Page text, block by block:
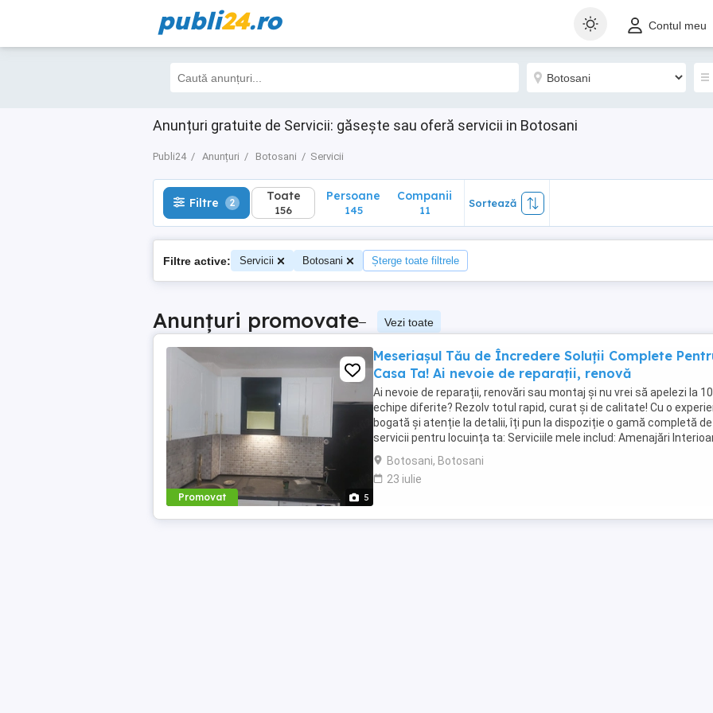
publi24.ro Contul meu
Anunțuri gratuite de Servicii: găsește sau oferă servicii in Botosani
Publi24 Anunțuri Botosani Servicii
Filtre 2 Toate
156
Filtre 2 Toate
156
Persoane
145
Companii
11
Sortează
Filtre active: Servicii Botosani Șterge toate filtrele
Anunțuri promovate– Vezi toate
Promovat 5
Meseriașul Tău de Încredere Soluții Complete
Casa Ta! Ai nevoie de reparații, renovă
Ai nevoie de reparații, renovări sau montaj și nu vrei să apelezi la 10
echipe diferite? Rezolv totul rapid, curat și de calitate! Cu o
bogată și atenție la detalii, îți pun la dispoziție o gamă completă de
servicii pentru locuința ta: Serviciile mele includ: Amenajări
Zugrăveli, ...
Botosani, Botosani
23 iulie